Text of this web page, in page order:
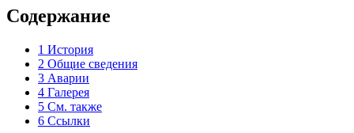
Содержание
1 История
2 Общие сведения
3 Аварии
4 Галерея
5 См. также
6 Ссылки